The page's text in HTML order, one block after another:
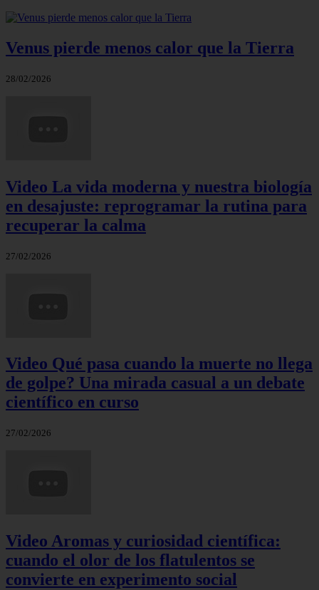
Venus pierde menos calor que la Tierra
28/02/2026
Video La vida moderna y nuestra biología
en desajuste: reprogramar la rutina para
recuperar la calma
27/02/2026
Video Qué pasa cuando la muerte no llega
de golpe? Una mirada casual a un debate
científico en curso
27/02/2026
Video Aromas y curiosidad científica:
cuando el olor de los flatulentos se
convierte en experimento social